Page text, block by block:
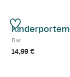
Bär
14,99 €